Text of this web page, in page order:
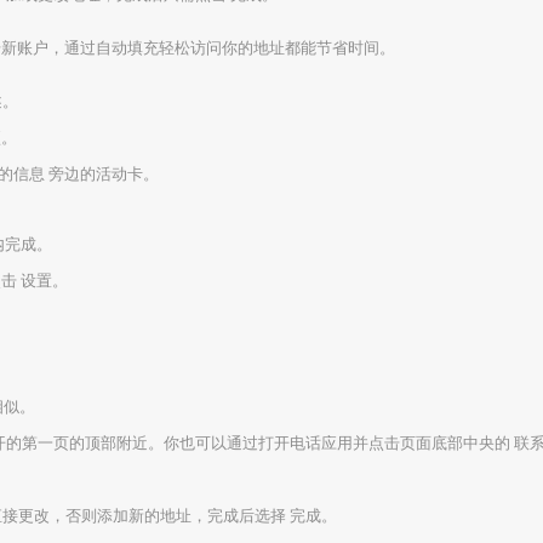
户，通过自动填充轻松访问你的地址都能节省时间。
息 旁边的活动卡。
成。
设置。
。
第一页的顶部附近。你也可以通过打开电话应用并点击页面底部中央的 联
更改，否则添加新的地址，完成后选择 完成。